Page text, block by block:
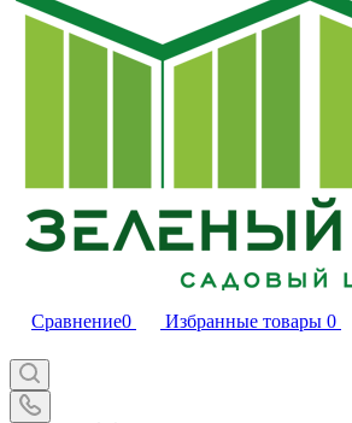
Сравнение0 Избранные товары 0